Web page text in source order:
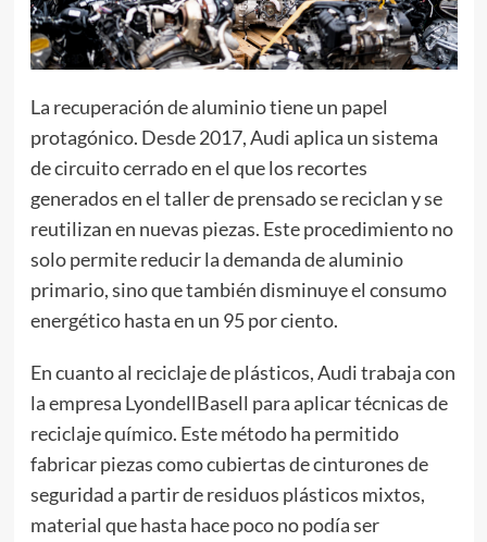
La recuperación de aluminio tiene un papel
protagónico. Desde 2017, Audi aplica un sistema
de circuito cerrado en el que los recortes
generados en el taller de prensado se reciclan y se
reutilizan en nuevas piezas. Este procedimiento no
solo permite reducir la demanda de aluminio
primario, sino que también disminuye el consumo
energético hasta en un 95 por ciento.
En cuanto al reciclaje de plásticos, Audi trabaja con
la empresa LyondellBasell para aplicar técnicas de
reciclaje químico. Este método ha permitido
fabricar piezas como cubiertas de cinturones de
seguridad a partir de residuos plásticos mixtos,
material que hasta hace poco no podía ser